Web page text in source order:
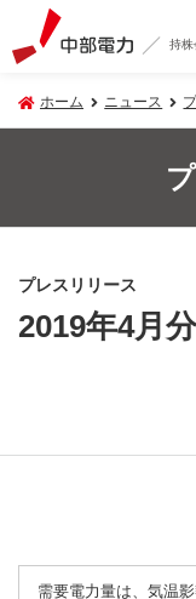
持株
ホーム ニュース
プレスリリース
2019年4月
需要電力量は、気温